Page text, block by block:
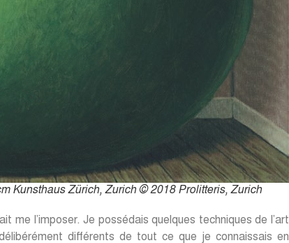
Kunsthaus Zürich, Zurich © 2018 Prolitteris, Zurich
me l’imposer. Je possédais quelques techniques de l’art
différents de tout ce que je connaissais en